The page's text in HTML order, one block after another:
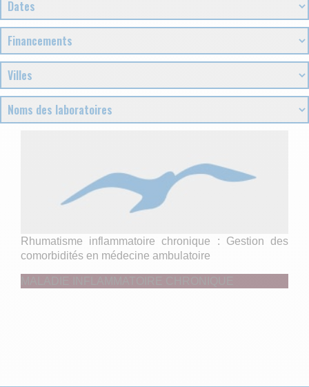
Rhumatisme inflammatoire chronique : Gestion des
comorbidités en médecine ambulatoire